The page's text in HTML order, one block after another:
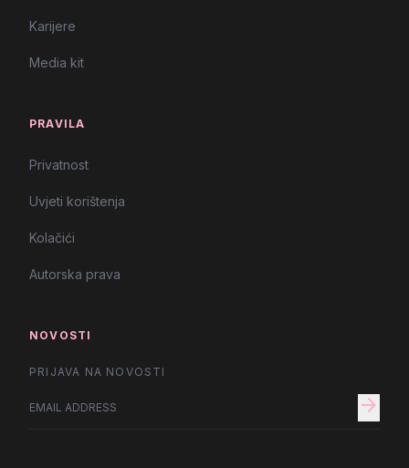
Karijere
Media kit
PRAVILA
Privatnost
Uvjeti korištenja
Kolačići
Autorska prava
NOVOSTI
PRIJAVA NA NOVOSTI
arrow_forward